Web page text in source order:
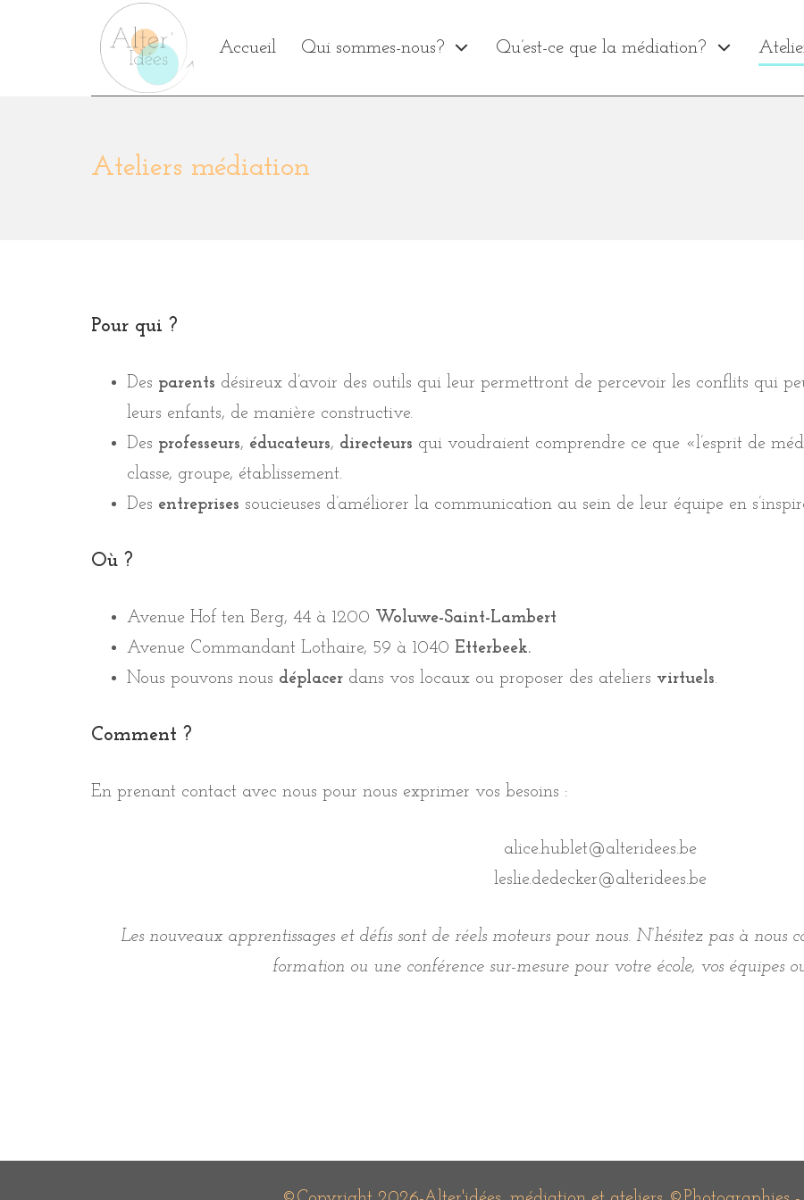
Accueil Qui sommes-nous? Qu’est-ce que la médiation?
Ateliers médiation
Pour qui ?
Des parents désireux d’avoir des outils qui leur permettront de percevoir les conflits qui
leurs enfants, de manière constructive.
Des professeurs, éducateurs, directeurs qui voudraient comprendre ce que «l’esprit de
classe, groupe, établissement.
Des entreprises soucieuses d’améliorer la communication au sein de leur équipe en
Où ?
Avenue Hof ten Berg, 44 à 1200 Woluwe-Saint-Lambert
Avenue Commandant Lothaire, 59 à 1040 Etterbeek.
Nous pouvons nous déplacer dans vos locaux ou proposer des ateliers virtuels.
Comment ?
En prenant contact avec nous pour nous exprimer vos besoins :
alice.hublet@alteridees.be
leslie.dedecker@alteridees.be
Les nouveaux apprentissages et défis sont de réels moteurs pour nous. N’hésitez pas à
formation ou une conférence sur-mesure pour votre école, vos équipes